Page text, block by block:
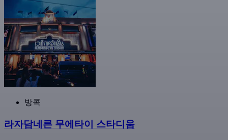
방콕
라자담네른 무에타이 스타디움